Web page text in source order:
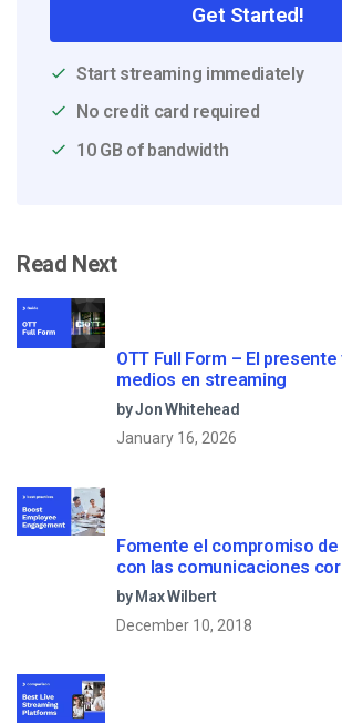
Get Started!
Start streaming immediately
No credit card required
10 GB of bandwidth
Read Next
OTT Full Form – El
medios en streaming
by Jon Whitehead
January 16, 2026
Fomente el compromiso
con las comunicaciones
directo
by Max Wilbert
December 10, 2018